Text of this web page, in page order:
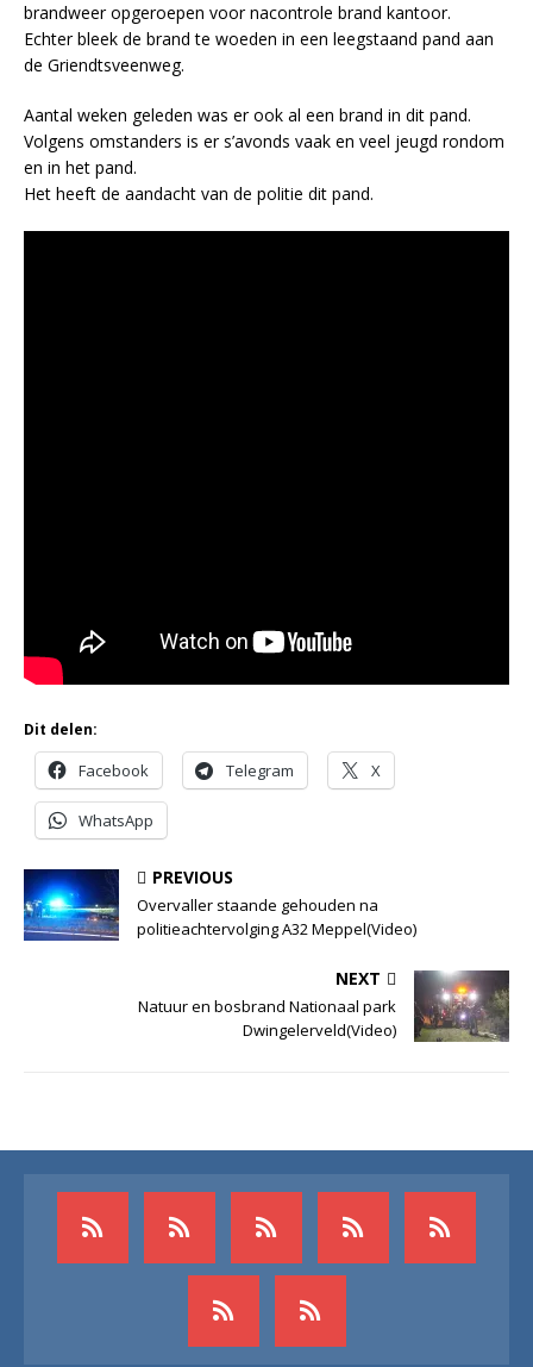
brandweer opgeroepen voor nacontrole brand kantoor.
Echter bleek de brand te woeden in een leegstaand pand aan
de Griendtsveenweg.
Aantal weken geleden was er ook al een brand in dit pand.
Volgens omstanders is er s’avonds vaak en veel jeugd rondom
en in het pand.
Het heeft de aandacht van de politie dit pand.
Dit delen:
Facebook Telegram X
WhatsApp
PREVIOUS
Overvaller staande gehouden na
politieachtervolging A32 Meppel(Video)
NEXT
Natuur en bosbrand Nationaal park
Dwingelerveld(Video)